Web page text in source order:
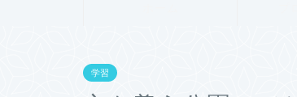
学習